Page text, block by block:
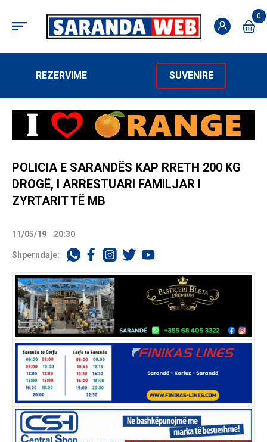
0
REZERVIME SUVENIRE
POLICIA E SARANDËS KAP RRETH 200 KG
DROGË, I ARRESTUARI FAMILJAR I
ZYRTARIT TË MB
11/05/19 20:30
Shperndaje: